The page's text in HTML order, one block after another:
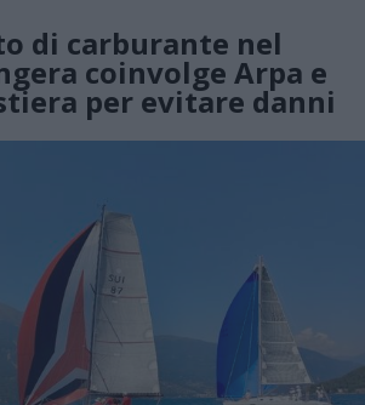
di carburante nel
coinvolge Arpa e
per evitare danni